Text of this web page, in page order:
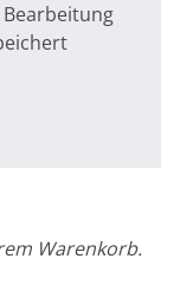
Warenkorb.